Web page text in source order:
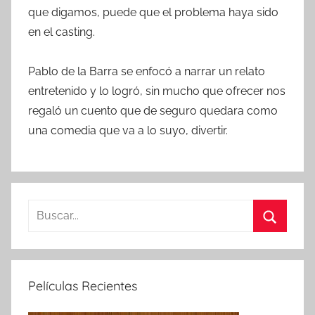
que digamos, puede que el problema haya sido
en el casting.
Pablo de la Barra se enfocó a narrar un relato
entretenido y lo logró, sin mucho que ofrecer nos
regaló un cuento que de seguro quedara como
una comedia que va a lo suyo, divertir.
s
a
u
Películas Recientes